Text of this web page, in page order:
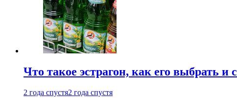
Что такое эстрагон, как его выбрать и
2 года спустя2 года спустя